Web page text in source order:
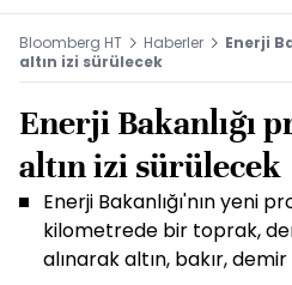
Bloomberg HT Haberler
Enerji
altın izi sürülecek
Enerji Bakanlığı
altın izi sürülecek
Enerji Bakanlığı'nın yeni
kilometrede bir toprak,
alınarak altın, bakır,